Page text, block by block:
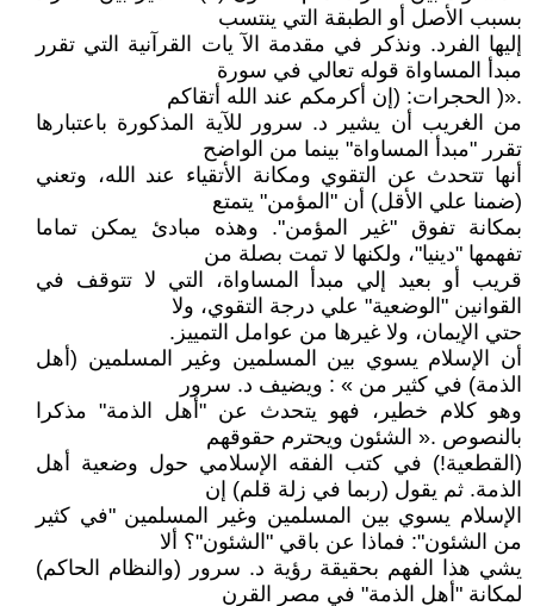
بسبب الأصل أو الطبقة التي ينتسب
إليها الفرد. ونذكر في مقدمة الآ يات القرآنية التي تقرر
مبدأ المساواة قوله تعالي في سورة
.«( الحجرات: (إن أكرمكم عند الله أتقاكم
من الغريب أن يشير د. سرور للآية المذكورة باعتبارها
تقرر "مبدأ المساواة" بينما من الواضح
أنها تتحدث عن التقوي ومكانة الأتقياء عند الله، وتعني
(ضمنا علي الأقل) أن "المؤمن" يتمتع
بمكانة تفوق "غير المؤمن". وهذه مبادئ يمكن تماما
تفهمها "دينيا"، ولكنها لا تمت بصلة من
قريب أو بعيد إلي مبدأ المساواة، التي لا تتوقف في
القوانين "الوضعية" علي درجة التقوي، ولا
حتي الإيمان، ولا غيرها من عوامل التمييز.
أن الإسلام يسوي بين المسلمين وغير المسلمين (أهل
الذمة) في كثير من » : ويضيف د. سرور
وهو كلام خطير، فهو يتحدث عن "أهل الذمة" مذكرا
بالنصوص .« الشئون ويحترم حقوقهم
(القطعية!) في كتب الفقه الإسلامي حول وضعية أهل
الذمة. ثم يقول (ربما في زلة قلم) إن
الإسلام يسوي بين المسلمين وغير المسلمين "في كثير
من الشئون": فماذا عن باقي "الشئون"؟ ألا
يشي هذا الفهم بحقيقة رؤية د. سرور (والنظام الحاكم)
لمكانة "أهل الذمة" في مصر القرن